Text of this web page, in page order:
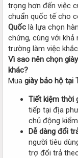
trọng hơn đến việc
chuẩn quốc tế cho
Quốc là lựa chọn
chứng, cùng với khả
trường làm việc
Vì sao nên chọn
khác?
Mua giày bảo hộ tại
Tiết kiệm thời
tiếp tại địa
chủ động
Dễ dàng đổi
người tiêu
trợ đổi trả